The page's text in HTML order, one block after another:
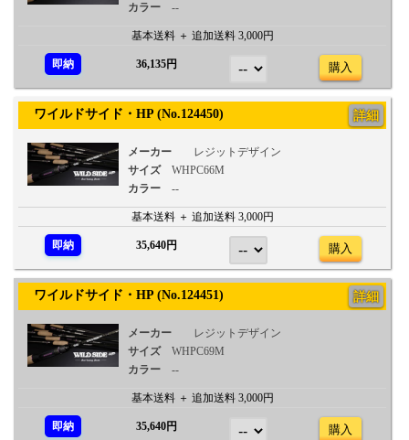
カラー
--
基本送料 ＋ 追加送料 3,000円
即納 36,135円 購入
ワイルドサイド・HP (No.124450) 詳細
メーカー
レジットデザイン
サイズ
WHPC66M
カラー
--
基本送料 ＋ 追加送料 3,000円
即納 35,640円 購入
ワイルドサイド・HP (No.124451) 詳細
メーカー
レジットデザイン
サイズ
WHPC69M
カラー
--
基本送料 ＋ 追加送料 3,000円
即納 35,640円 購入